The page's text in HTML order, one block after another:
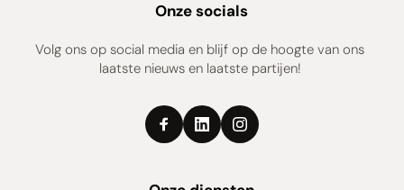
Onze socials
Volg ons op social media en blijf op de hoogte van ons
laatste nieuws en laatste partijen!